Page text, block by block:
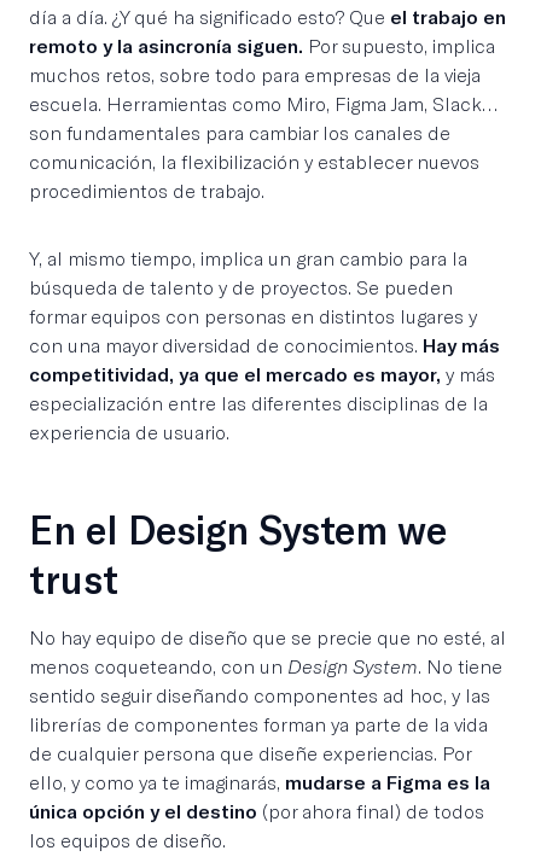
día a día. ¿Y qué ha significado esto? Que el trabajo en
remoto y la asincronía siguen. Por supuesto, implica
muchos retos, sobre todo para empresas de la vieja
escuela. Herramientas como Miro, Figma Jam, Slack…
son fundamentales para cambiar los canales de
comunicación, la flexibilización y establecer nuevos
procedimientos de trabajo.
Y, al mismo tiempo, implica un gran cambio para la
búsqueda de talento y de proyectos. Se pueden
formar equipos con personas en distintos lugares y
con una mayor diversidad de conocimientos. Hay más
competitividad, ya que el mercado es mayor, y más
especialización entre las diferentes disciplinas de la
experiencia de usuario.
En el Design System we
trust
No hay equipo de diseño que se precie que no esté, al
menos coqueteando, con un Design System. No tiene
sentido seguir diseñando componentes ad hoc, y las
librerías de componentes forman ya parte de la vida
de cualquier persona que diseñe experiencias. Por
ello, y como ya te imaginarás, mudarse a Figma es la
única opción y el destino (por ahora final) de todos
los equipos de diseño.